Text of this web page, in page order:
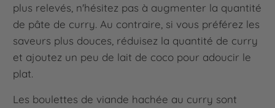
plus relevés, n'hésitez pas à augmenter la quantité
de pâte de curry. Au contraire, si vous préférez les
saveurs plus douces, réduisez la quantité de curry
et ajoutez un peu de lait de coco pour adoucir le
plat.
Les boulettes de viande hachée au curry sont